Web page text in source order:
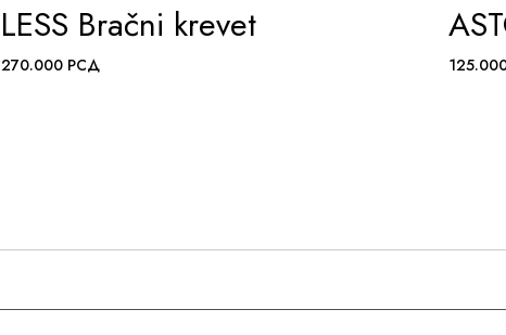
LESS Bračni krevet
270.000 РСД